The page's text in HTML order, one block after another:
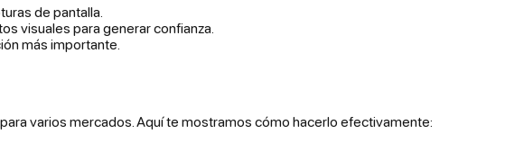
de pantalla.
visuales para generar confianza.
más importante.
para varios mercados. Aquí te mostramos cómo hacerlo efectivamente: